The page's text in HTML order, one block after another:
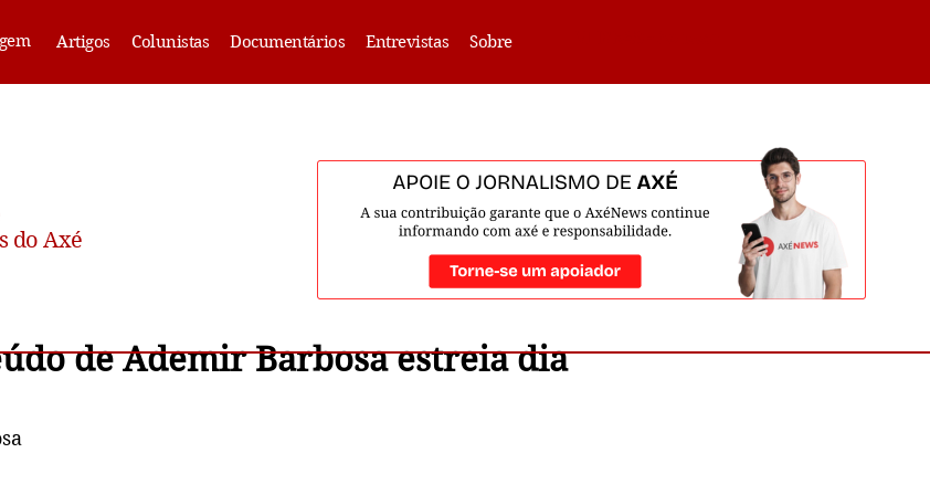
Artigos Colunistas Documentários Entrevistas Sobre
do Axé
de Ademir Barbosa estreia dia